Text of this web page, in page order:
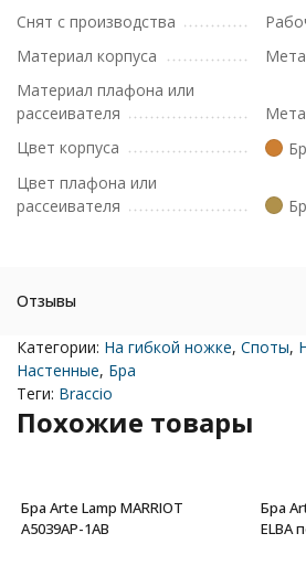
Снят с производства
Материал корпуса
Материал плафона или
рассеивателя
Цвет корпуса
Цвет плафона или
рассеивателя
Отзывы
Категории: На гибкой ножке, Споты,
Настенные, Бра
Теги: Braccio
Похожие товары
Бра Arte Lamp MARRIOT
A5039AP-1AB
Бра
ELBA